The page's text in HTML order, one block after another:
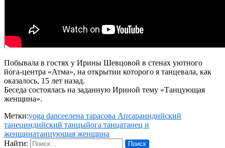
Побывала в гостях у Ирины Шевцовой в стенах уютного
йога-центра «Атма», на открытии которого я танцевала, как
оказалось, 15 лет назад.
Беседа состоялась на заданную Ириной тему «Танцующая
женщина».
Метки:yoga danceелена тарасова Апсараиндийский
танециндийский танцыйога танцатанец и
женщинатанцующая женщина
Найти: